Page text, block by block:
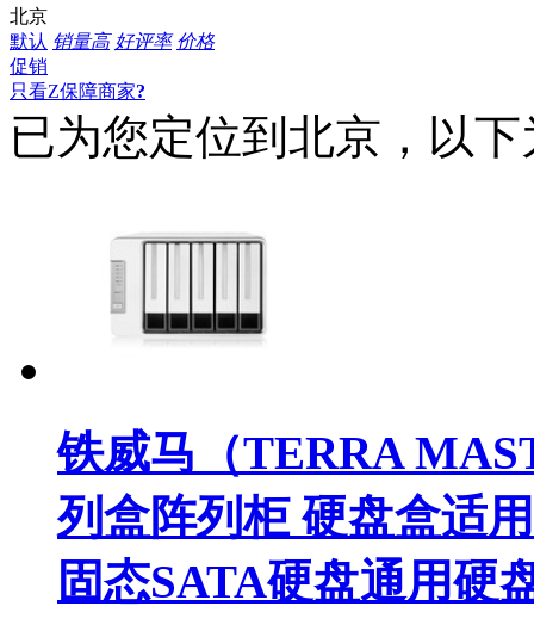
北京
默认 销量高 好评率 价格
促销
只看Z保障商家?
已为您定位到 北京 ，以
铁威马（TERRA
列盒阵列柜 硬盘盒适
固态SATA硬盘通用硬